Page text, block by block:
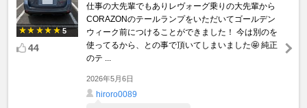
5
44
仕事の大先輩でもありレヴォーグ乗りの大先輩から
CORAZONのテールランプをいただいてゴールデン
ウィーク前につけることができました！ 今は別のを
使ってるから、との事で頂いてしまいました🤩 純正
のテ ...
2026年5月6日
hiroro0089